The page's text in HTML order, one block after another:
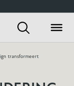
transformeert